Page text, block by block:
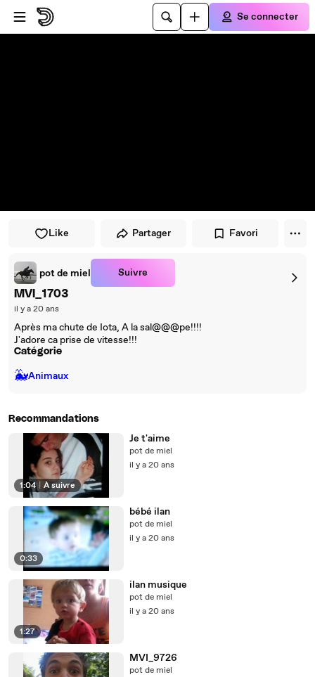
Passer au player
Passer au contenu principal
Se connecter
Like Partager Favori
pot de miel Suivre
MVI_1703
il y a 20 ans
Après ma chute de Iota, A la sal@@@pe!!!!
J'adore ca prise de vitesse!!!
Catégorie
🐳Animaux
Recommandations
1:04 À suivre
Je t'aime
pot de miel
il y a 20 ans
0:33
bébé ilan
pot de miel
il y a 20 ans
1:27
ilan musique
pot de miel
il y a 20 ans
MVI_9726
pot de miel